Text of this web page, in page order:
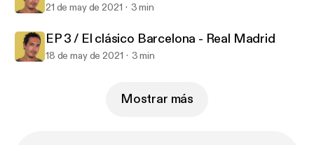
21 de may de 2021 3 min
EP 3 / El clásico Barcelona - Real Madrid
18 de may de 2021 3 min
Mostrar más